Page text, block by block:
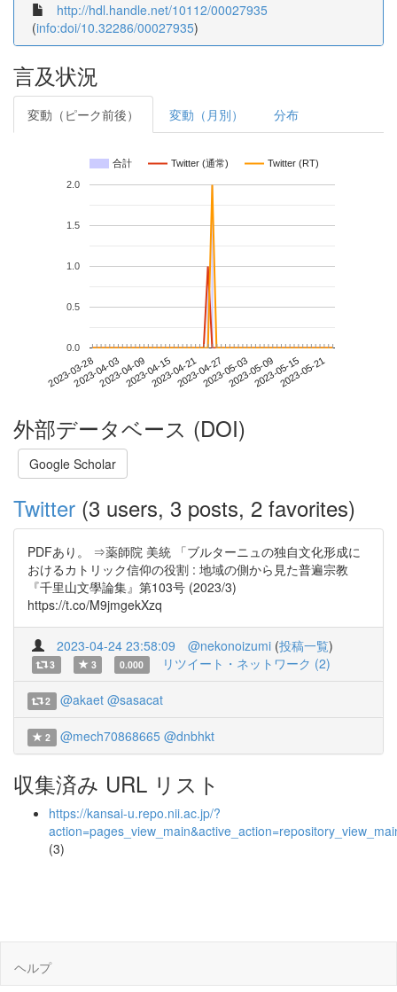
http://hdl.handle.net/10112/00027935
(info:doi/10.32286/00027935)
言及状況
変動（ピーク前後） 変動（月別） 分布
合計 Twitter (通常) Twitter (RT)
2023-03-282023-04-032023-04-092023-04-152023-04-212023-04-272023-05-032023-05-092023-05-152023-05-21
0.0
0.5
1.0
1.5
2.0
外部データベース (DOI)
Google Scholar
Twitter (3 users, 3 posts, 2 favorites)
PDFあり。 ⇒薬師院 美統 「ブルターニュの独自文化形成に
おけるカトリック信仰の役割 : 地域の側から見た普遍宗教
『千里山文學論集』第103号 (2023/3)
https://t.co/M9jmgekXzq
2023-04-24 23:58:09 @nekonoizumi (投稿一覧)
3 3 0.000 リツイート・ネットワーク (2)
2 @akaet @sasacat
2 @mech70868665 @dnbhkt
収集済み URL リスト
https://kansai-u.repo.nii.ac.jp/?
(3)
ヘルプ